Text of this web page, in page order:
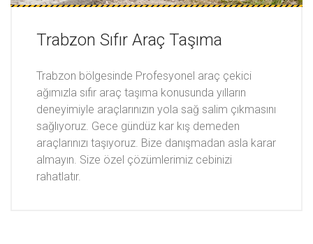
Trabzon Sıfır Araç Taşıma
Trabzon bölgesinde Profesyonel araç çekici
ağımızla sıfır araç taşıma konusunda yılların
deneyimiyle araçlarınızın yola sağ salim çıkmasını
sağlıyoruz. Gece gündüz kar kış demeden
araçlarınızı taşıyoruz. Bize danışmadan asla karar
almayın. Size özel çözümlerimiz cebinizi
rahatlatır.